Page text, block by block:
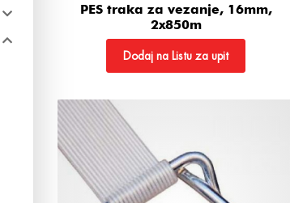
PES traka za vezanje, 16mm,
2x850m
Dodaj na Listu za upit